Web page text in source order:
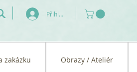
Přihlásit se
zakázku Obrazy / Ateliér